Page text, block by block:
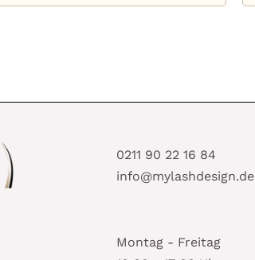
0211 90 22 16 84
info@mylashdesign.de
Montag - Freitag